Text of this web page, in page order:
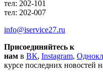
тел: 202-101
тел: 202-007
info@iservice27.ru
Присоединяйтесь к
нам в ВК, Instagram,
курсе последних новостей